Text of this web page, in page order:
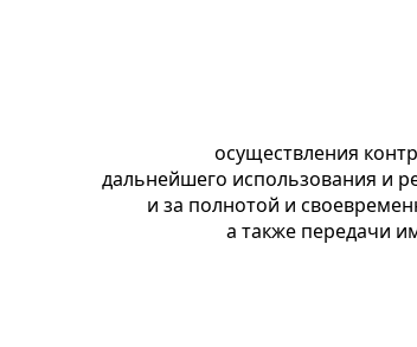
осуществления
дальнейшего использования и
и за полнотой и
а также передачи